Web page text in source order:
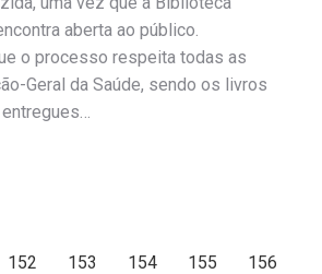
aberta ao público.
o processo respeita todas as
Geral da Saúde, sendo os livros
152 153 154 155
156